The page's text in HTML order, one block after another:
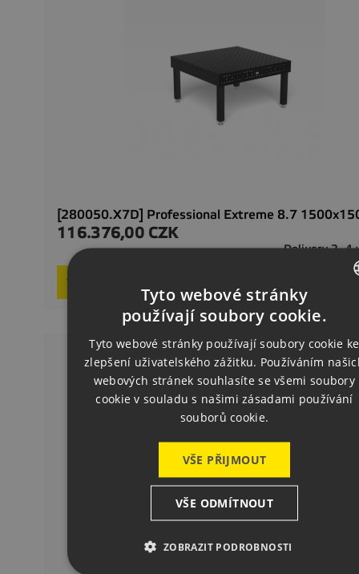
[280050.X7D] Professional Extreme 8.7
Precio
116.376,00 CZK
Delivery 2–4
ENGLISH
GERMAN
Tyto webové stránky
používají soubory cookie.
Tyto webové stránky používají soubory cookie ke
zlepšení uživatelského zážitku. Používáním
webových stránek souhlasíte se všemi soubory
cookie v souladu s našimi zásadami používání
souborů cookie.
VŠE PŘIJMOUT
VŠE ODMÍTNOUT
ZOBRAZIT PODROBNOSTI